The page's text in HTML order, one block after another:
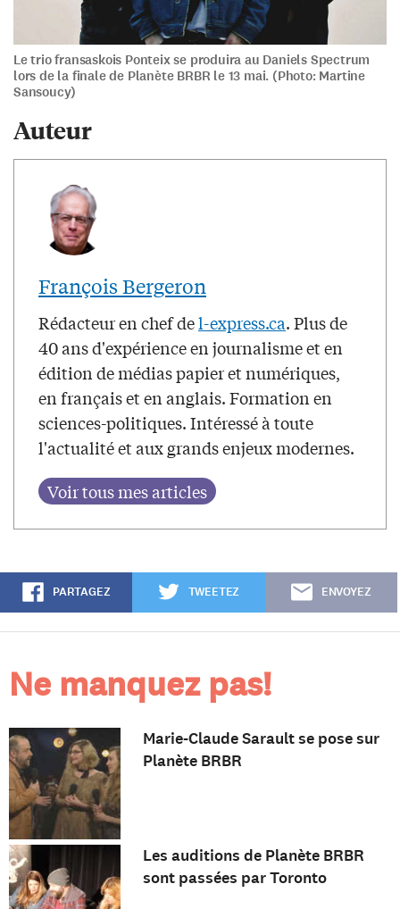
Le trio fransaskois Ponteix se produira au Daniels Spectrum
lors de la finale de Planète BRBR le 13 mai. (Photo: Martine
Sansoucy)
Auteur
François Bergeron
Rédacteur en chef del-express.ca. Plus de
40 ans d'expérience en journalisme et en
édition de médias papier et numériques,
en français et en anglais. Formation en
sciences-politiques. Intéressé à toute
l'actualité et aux grands enjeux modernes.
PARTAGEZ TWEETEZ ENVOYEZ
Ne manquez pas!
Marie-Claude Sarault se pose sur
Planète BRBR
Les auditions de Planète BRBR
sont passées par Toronto